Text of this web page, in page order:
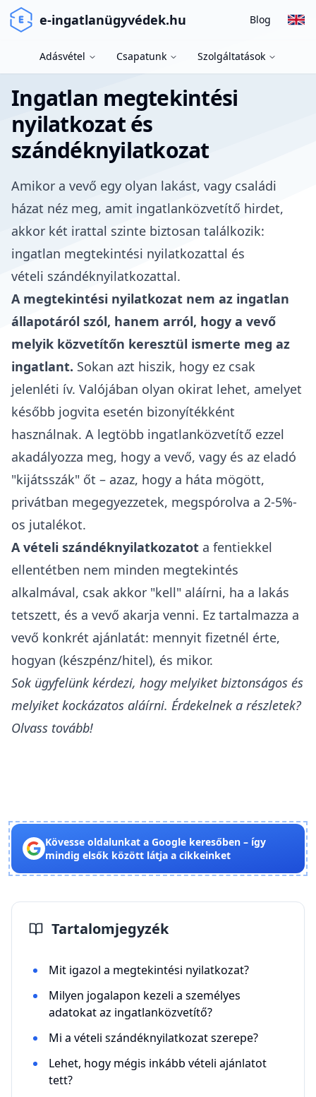
e-ingatlanügyvédek.hu Blog
Adásvétel Csapatunk Szolgáltatások
Ingatlan megtekintési
nyilatkozat és
szándéknyilatkozat
Amikor a vevő egy olyan lakást, vagy családi
házat néz meg, amit ingatlanközvetítő hirdet,
akkor két irattal szinte biztosan találkozik:
ingatlan megtekintési nyilatkozattal és
vételi szándéknyilatkozattal.
A megtekintési nyilatkozat nem az ingatlan
állapotáról szól, hanem arról, hogy a vevő
melyik közvetítőn keresztül ismerte meg az
ingatlant. Sokan azt hiszik, hogy ez csak
jelenléti ív. Valójában olyan okirat lehet, amelyet
később jogvita esetén bizonyítékként
használnak. A legtöbb ingatlanközvetítő ezzel
akadályozza meg, hogy a vevő, vagy és az eladó
"kijátsszák" őt – azaz, hogy a háta mögött,
privátban megegyezzetek, megspórolva a 2-5%-
os jutalékot.
Avételi szándéknyilatkozatot a fentiekkel
ellentétben nem minden megtekintés
alkalmával, csak akkor "kell" aláírni, ha a lakás
tetszett, és a vevő akarja venni. Ez tartalmazza a
vevő konkrét ajánlatát: mennyit fizetnél érte,
hogyan (készpénz/hitel), és mikor.
Sok ügyfelünk kérdezi, hogy melyiket biztonságos és
melyiket kockázatos aláírni. Érdekelnek a részletek?
Olvass tovább!
Kövesse oldalunkat a Google keresőben – így
mindig elsők között látja a cikkeinket
Tartalomjegyzék
Mit igazol a megtekintési nyilatkozat?
Milyen jogalapon kezeli a személyes
adatokat az ingatlanközvetítő?
Mi a vételi szándéknyilatkozat szerepe?
Lehet, hogy mégis inkább vételi ajánlatot
tett?